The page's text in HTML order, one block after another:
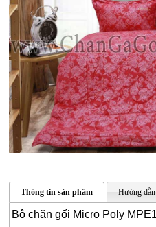
CHĂN
GA
GỐI
ĐỆM
ÉP
ĐỆM
Thông tin sản phẩm Hướng
Bộ chăn gối Micro Poly